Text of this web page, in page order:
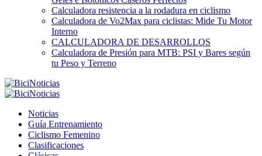
Calculadora resistencia a la rodadura en ciclismo
Calculadora de Vo2Max para ciclistas: Mide Tu Motor
Interno
CALCULADORA DE DESARROLLOS
Calculadora de Presión para MTB: PSI y Bares según
tu Peso y Terreno
Noticias
Guía Entrenamiento
Ciclismo Femenino
Clasificaciones